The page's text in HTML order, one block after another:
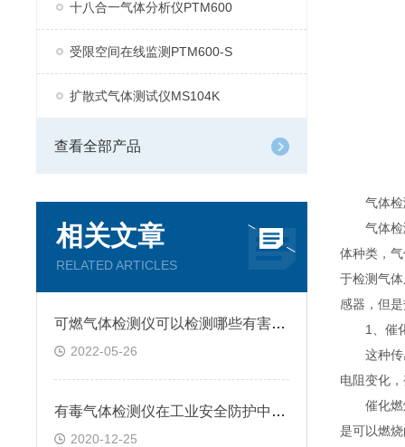
十八合一气体分析仪PTM600
受限空间在线监测PTM600-S
扩散式气体测试仪MS104K
查看全部产品
相关文章
RELATED ARTICLES
可燃气体检测仪可以检测哪些有害气体呢
2022-05-26
有毒气体检测仪在工业安全防护中的重要性
2020-12-25
气体检
气体检测
体种类，
于检测气
感器，但
1、催化
这种传感
电阻变化
催化燃烧
是可以燃